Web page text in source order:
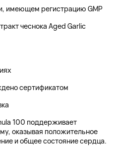
имеющем регистрацию GMP
чеснока Aged Garlic
сертификатом
100 поддерживает
оказывая положительное
и общее состояние сердца.